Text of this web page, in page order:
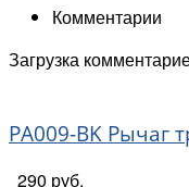
Комментарии
Загрузка
PA009-BK Рычаг
290 руб.